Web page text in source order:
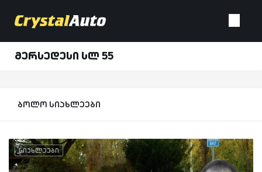
მერსედესი სლ 55
ბოლო სიახლეები
სიახლეები